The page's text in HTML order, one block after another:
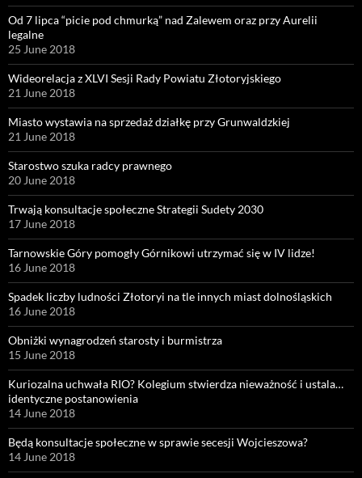
Od 7 lipca “picie pod chmurką” nad Zalewem oraz przy Aurelii
legalne
25 June 2018
Wideorelacja z XLVI Sesji Rady Powiatu Złotoryjskiego
21 June 2018
Miasto wystawia na sprzedaż działkę przy Grunwaldzkiej
21 June 2018
Starostwo szuka radcy prawnego
20 June 2018
Trwają konsultacje społeczne Strategii Sudety 2030
17 June 2018
Tarnowskie Góry pomogły Górnikowi utrzymać się w IV lidze!
16 June 2018
Spadek liczby ludności Złotoryi na tle innych miast dolnośląskich
16 June 2018
Obniżki wynagrodzeń starosty i burmistrza
15 June 2018
Kuriozalna uchwała RIO? Kolegium stwierdza nieważność i ustala…
identyczne postanowienia
14 June 2018
Będą konsultacje społeczne w sprawie secesji Wojcieszowa?
14 June 2018